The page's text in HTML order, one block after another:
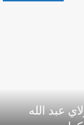
عبد الله